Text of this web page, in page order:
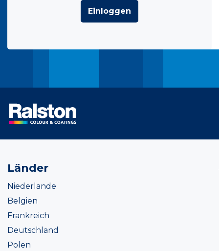
Einloggen
Länder
Niederlande
Belgien
Frankreich
Deutschland
Polen